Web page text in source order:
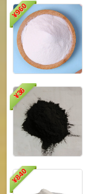
¥
960
¥
36
¥
840